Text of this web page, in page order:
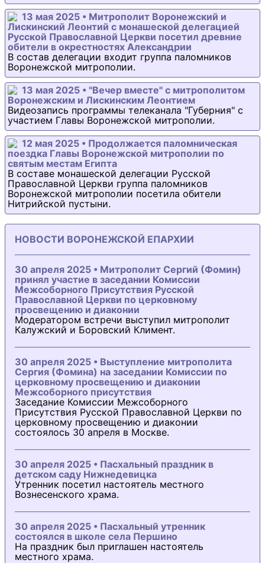
13 мая 2025 • Митрополит Воронежский и
Лискинский Леонтий с монашеской делегацией
Русской Православной Церкви посетил древние
обители в окрестностях Александрии
В состав делегации входит группа паломников
Воронежской митрополии.
13 мая 2025 • "Вечер вместе" с митрополитом
Воронежским и Лискинским Леонтием
Видеозапись программы телеканала "Губерния" с
участием Главы Воронежской митрополии.
12 мая 2025 • Продолжается паломническая
поездка Главы Воронежской митрополии по
святым местам Египта
В составе монашеской делегации Русской
Православной Церкви группа паломников
Воронежской митрополии посетила обители
Нитрийской пустыни.
НОВОСТИ ВОРОНЕЖСКОЙ ЕПАРХИИ
30 апреля 2025 • Митрополит Сергий (Фомин)
принял участие в заседании Комиссии
Межсоборного Присутствия Русской
Православной Церкви по церковному
просвещению и диаконии
Модератором встречи выступил митрополит
Калужский и Боровский Климент.
30 апреля 2025 • Выступление митрополита
Сергия (Фомина) на заседании Комиссии по
церковному просвещению и диаконии
Межсоборного присутствия
Заседание Комиссии Межсоборного
Присутствия Русской Православной Церкви по
церковному просвещению и диаконии
состоялось 30 апреля в Москве.
30 апреля 2025 • Пасхальный праздник в
детском саду Нижнедевицка
Утренник посетил настоятель местного
Вознесенского храма.
30 апреля 2025 • Пасхальный утренник
состоялся в школе села Першино
На праздник был приглашен настоятель
местного храма.